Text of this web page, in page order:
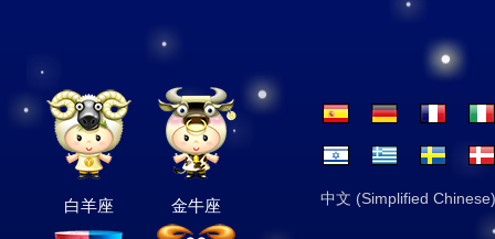
白羊座 金牛座 中文 (Simplified Chinese)